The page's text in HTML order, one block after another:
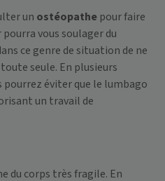
un ostéopathe pour faire
pourra vous soulager du
ce genre de situation de ne
seule. En plusieurs
pourrez éviter que le lumbago
un travail de
du corps très fragile. En